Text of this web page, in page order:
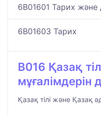
6B01601 Тарих және
6B01603 Тарих
B016 Қазақ
мұғалімдерін
Қазақ тілі және Қазақ